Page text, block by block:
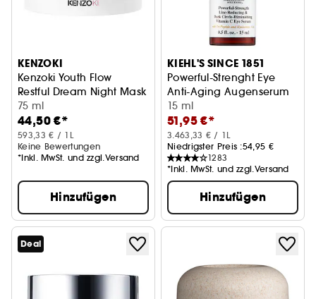
KENZOKI
Kenzoki Youth Flow
Restful Dream Night Mask
75 ml
44,50 €*
593,33 € / 1L
Keine Bewertungen
*Inkl. MwSt. und zzgl.Versand
Hinzufügen
KIEHL'S SINCE 1851
Powerful-Strenght Eye
Anti-Aging Augenserum
15 ml
51,95 €*
3.463,33 € / 1L
Niedrigster Preis :54,95 €
1283
*Inkl. MwSt. und zzgl.Versand
Hinzufügen
Deal